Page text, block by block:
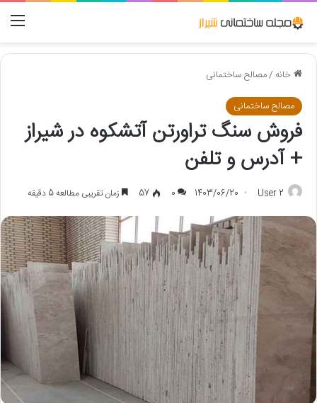
خانه /مصالح ساختمانی
مصالح ساختمانی
فروش سنگ تراورتن آتشکوه در شیراز
+ آدرس و تلفن
User 2
1403/06/20
0
57 زمان تقریبی مطالعه 5 دقیقه